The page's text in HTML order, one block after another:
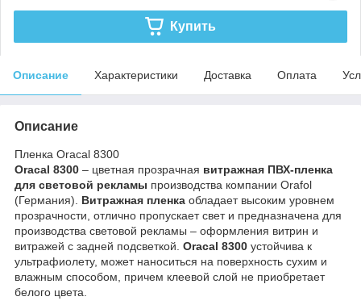
Купить
Описание Характеристики Доставка Оплата
Описание
Пленка Oracal 8300
Oracal 8300 – цветная прозрачная витражная ПВХ-пленка
для световой рекламы производства компании Orafol
(Германия). Витражная пленка обладает высоким уровнем
прозрачности, отлично пропускает свет и предназначена для
производства световой рекламы – оформления витрин и
витражей с задней подсветкой. Oracal 8300 устойчива к
ультрафиолету, может наноситься на поверхность сухим и
влажным способом, причем клеевой слой не приобретает
белого цвета.